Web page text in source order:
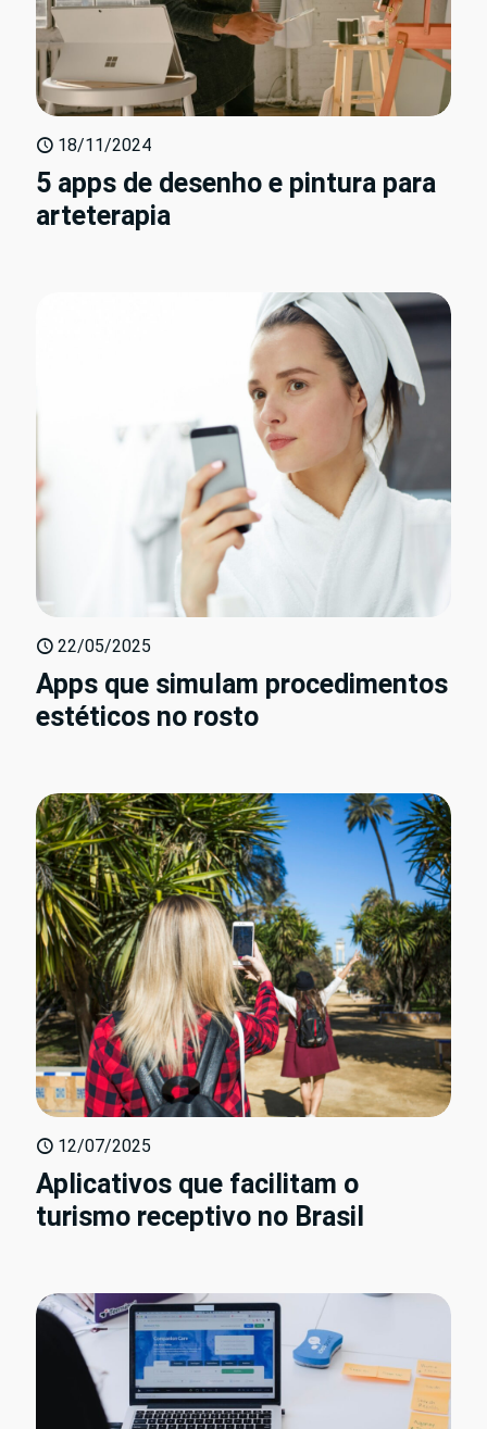
18/11/2024
5 apps de desenho e pintura para
arteterapia
22/05/2025
Apps que simulam procedimentos
estéticos no rosto
12/07/2025
Aplicativos que facilitam o
turismo receptivo no Brasil